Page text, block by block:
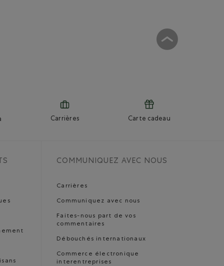
Carrières Carte cadeau
COMMUNIQUEZ AVEC NOUS
Carrières
Communiquez avec nous
Faites-nous part de vos
commentaires
Débouchés internationaux
Commerce électronique
interentreprises